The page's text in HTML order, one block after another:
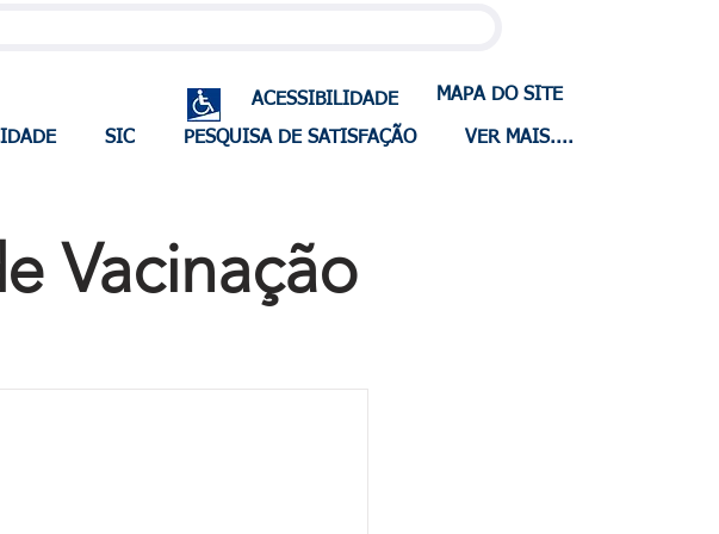
ACESSIBILIDADE MAPA DO SITE
SIC PESQUISA DE SATISFAÇÃO VER MAIS....
Vacinação